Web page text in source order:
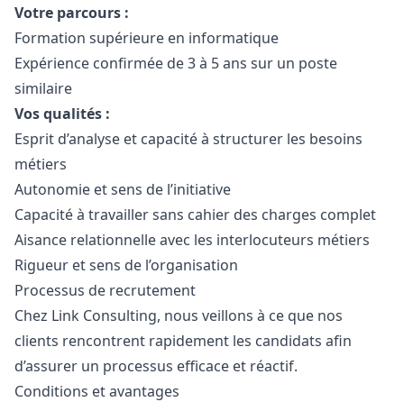
Votre parcours :
Formation supérieure en informatique
Expérience confirmée de 3 à 5 ans sur un poste
similaire
Vos qualités :
Esprit d’analyse et capacité à structurer les besoins
métiers
Autonomie et sens de l’initiative
Capacité à travailler sans cahier des charges complet
Aisance relationnelle avec les interlocuteurs métiers
Rigueur et sens de l’organisation
Processus de recrutement
Chez Link Consulting, nous veillons à ce que nos
clients rencontrent rapidement les candidats afin
d’assurer un processus efficace et réactif.
Conditions et avantages